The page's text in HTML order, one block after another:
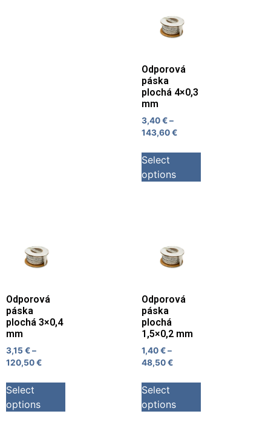
Odporová
páska
plochá 4×0,3
mm
3,40€–
143,60€
Select
options
Odporová
páska
plochá 3×0,4
mm
3,15 €–
120,50€
Select
options
Odporová
páska
plochá
1,5×0,2 mm
1,40€–
48,50€
Select
options